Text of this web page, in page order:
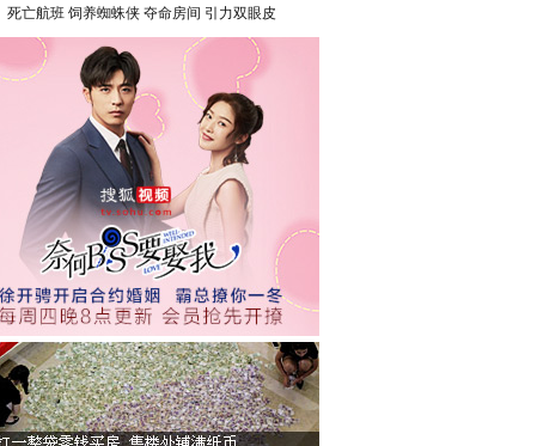
死亡航班 饲养蜘蛛侠 夺命房间 引力双眼皮